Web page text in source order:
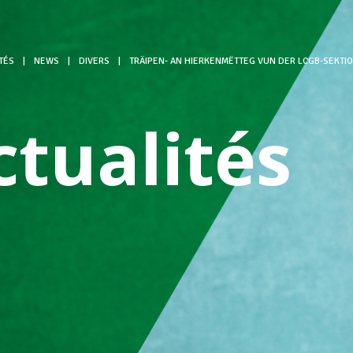
NEWS DIVERS TRÄIPEN- AN HIERKENMËTTEG VUN DER LCGB-